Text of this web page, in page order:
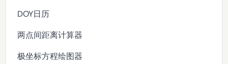
DOY日历
两点间距离计算器
极坐标方程绘图器